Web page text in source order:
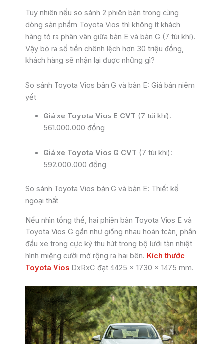
Tuy nhiên nếu so sánh 2 phiên bản trong cùng
dòng sản phẩm Toyota Vios thì không ít khách
hàng tỏ ra phân vân giữa bản E và bản G (7 túi khí).
Vậy bỏ ra số tiền chênh lệch hơn 30 triệu đồng,
khách hàng sẽ nhận lại được những gì?
So sánh Toyota Vios bản G và bản E: Giá bán niêm
yết
Giá xe Toyota Vios E CVT (7 túi khí):
561.000.000 đồng
Giá xe Toyota Vios G CVT (7 túi khí):
592.000.000 đồng
So sánh Toyota Vios bản G và bản E: Thiết kế
ngoại thất
Nếu nhìn tổng thể, hai phiên bản Toyota Vios E và
Toyota Vios G gần như giống nhau hoàn toàn, phần
đầu xe trong cực kỳ thu hút trong bộ lưới tản nhiệt
hình miệng cười mở rộng ra hai bên. Kích thước
Toyota Vios DxRxC đạt 4425 x 1730 x 1475 mm.